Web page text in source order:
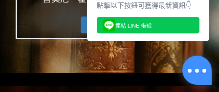
查看完整系列
點擊以下按鈕可獲得最新資訊👇
連結 LINE 帳號